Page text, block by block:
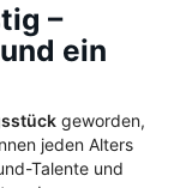
–
ein
geworden,
jeden Alters
Talente und